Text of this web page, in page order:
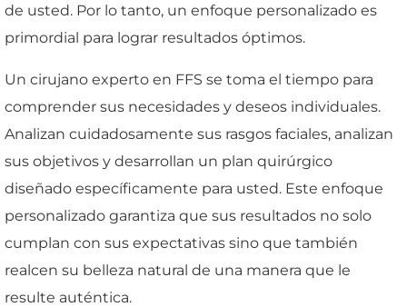
de usted. Por lo tanto, un enfoque personalizado es
primordial para lograr resultados óptimos.
Un cirujano experto en FFS se toma el tiempo para
comprender sus necesidades y deseos individuales.
Analizan cuidadosamente sus rasgos faciales, analizan
sus objetivos y desarrollan un plan quirúrgico
diseñado específicamente para usted. Este enfoque
personalizado garantiza que sus resultados no solo
cumplan con sus expectativas sino que también
realcen su belleza natural de una manera que le
resulte auténtica.